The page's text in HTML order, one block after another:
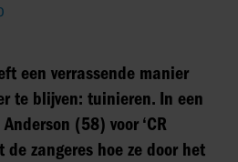
een verrassende manier
te blijven: tuinieren. In een
(58) voor ‘CR
de zangeres hoe ze door het